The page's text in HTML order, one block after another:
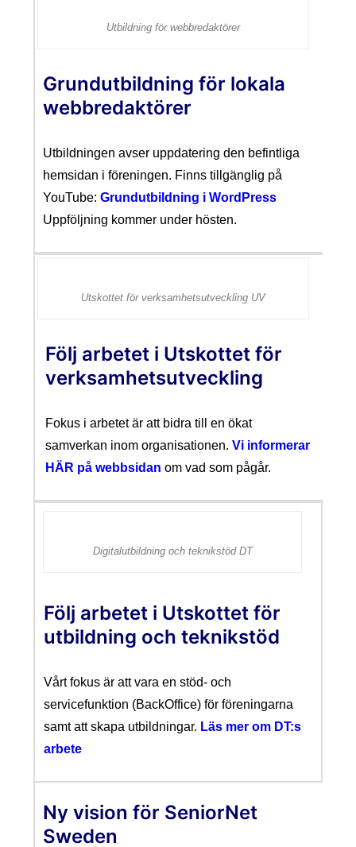
Utbildning för webbredaktörer
Grundutbildning för lokala
webbredaktörer
Utbildningen avser uppdatering den befintliga
hemsidan i föreningen. Finns tillgänglig på
YouTube: Grundutbildning i WordPress
Uppföljning kommer under hösten.
Utskottet för verksamhetsutveckling UV
Följ arbetet i Utskottet för
verksamhetsutveckling
Fokus i arbetet är att bidra till en ökat
samverkan inom organisationen. Vi informerar
HÄR på webbsidan om vad som pågår.
Digitalutbildning och teknikstöd DT
Följ arbetet i Utskottet för
utbildning och teknikstöd
Vårt fokus är att vara en stöd- och
servicefunktion (BackOffice) för föreningarna
samt att skapa utbildningar. Läs mer om DT:s
arbete
Ny vision för SeniorNet
Sweden